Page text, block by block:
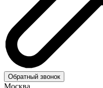
Обратный звонок